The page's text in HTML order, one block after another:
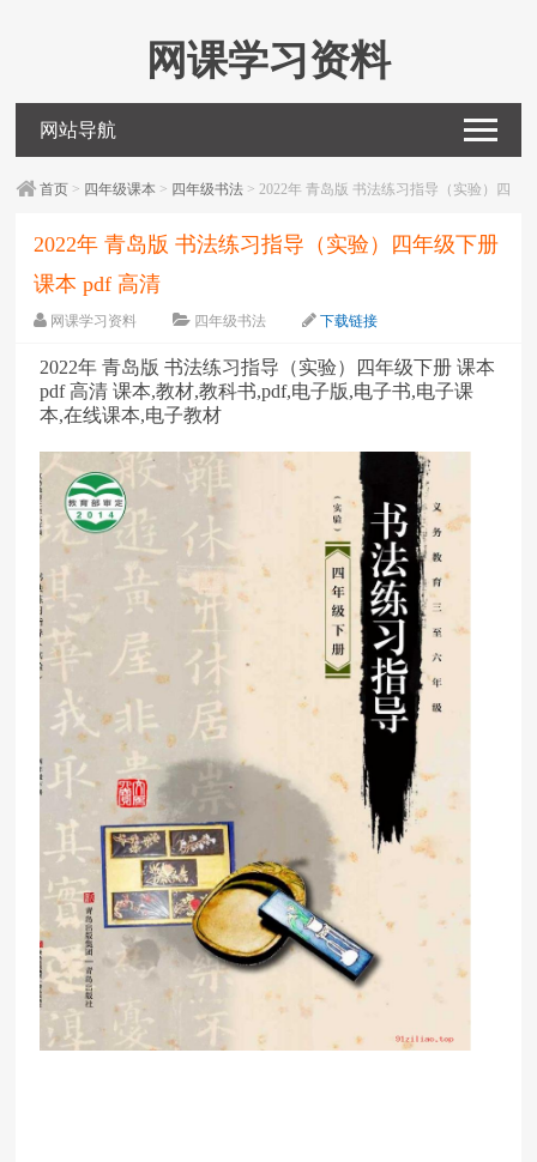
网课学习资料
网站导航
首页 > 四年级课本 > 四年级书法 > 2022年 青岛版 书法练习指导（实验）四
2022年 青岛版 书法练习指导（实验）四年级下册
课本 pdf 高清
网课学习资料 四年级书法
下载链接
2022年 青岛版 书法练习指导（实验）四年级下册 课本
pdf 高清 课本,教材,教科书,pdf,电子版,电子书,电子课
本,在线课本,电子教材